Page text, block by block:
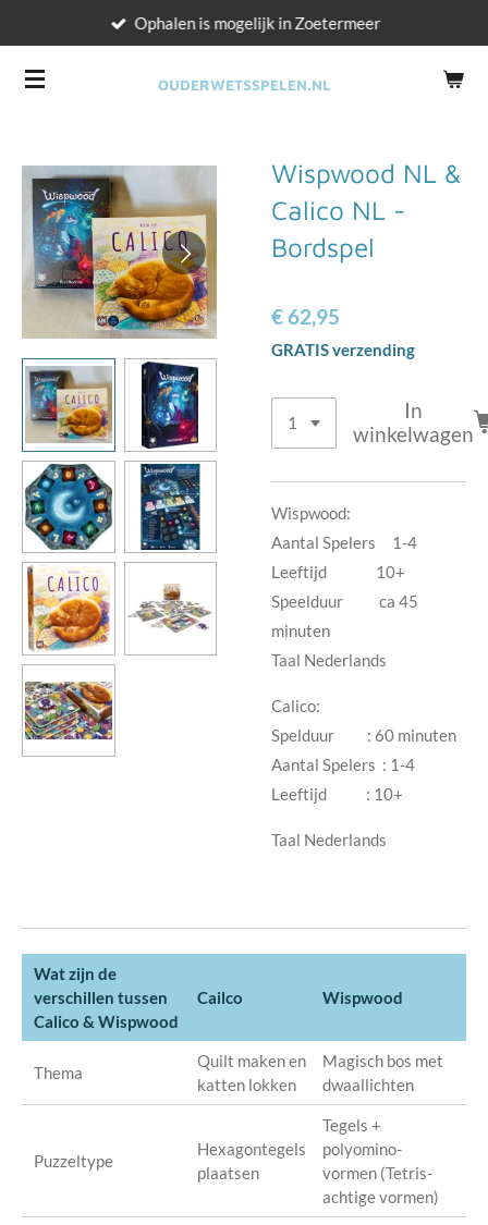
naar
OUDERWETSSPELEN.NL
Ophalen is mogelijk in Zoetermeer
Wispwood NL &
Calico NL -
Bordspel
€ 62,95
GRATIS verzending
In
winkelwagen
Wispwood:
Aantal Spelers 1-4
Leeftijd 10+
Speelduur ca 45
minuten
Taal Nederlands
Calico:
Spelduur : 60 minuten
Aantal Spelers : 1-4
Leeftijd : 10+
Taal Nederlands
Wat zijn de
verschillen tussen
Calico & Wispwood
Cailco Wispwood
Thema
Quilt maken en
katten lokken
Magisch bos met
dwaallichten
Puzzeltype
Hexagontegels
plaatsen
Tegels +
polyomino-
vormen (Tetris-
achtige vormen)